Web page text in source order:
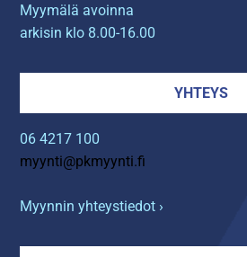
Myymälä avoinna
arkisin klo 8.00-16.00
YHTEYS
06 4217 100
myynti@pkmyynti.fi
Myynnin yhteystiedot ›